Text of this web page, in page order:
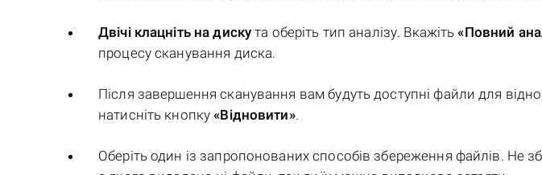
Двічі клацніть на диску та оберіть тип аналізу. Вкажіть«Повний
процесу сканування диска.
Після завершення сканування вам будуть доступні файли для
натисніть кнопку«Відновити».
Оберіть один із запропонованих способів збереження файлів. Не